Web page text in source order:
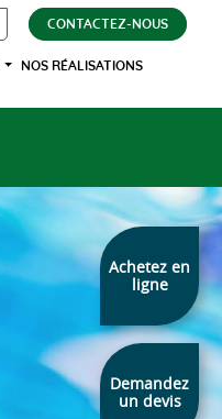
Achetez en
ligne
Demandez
un devis
CONTACTEZ-NOUS
NOS RÉALISATIONS